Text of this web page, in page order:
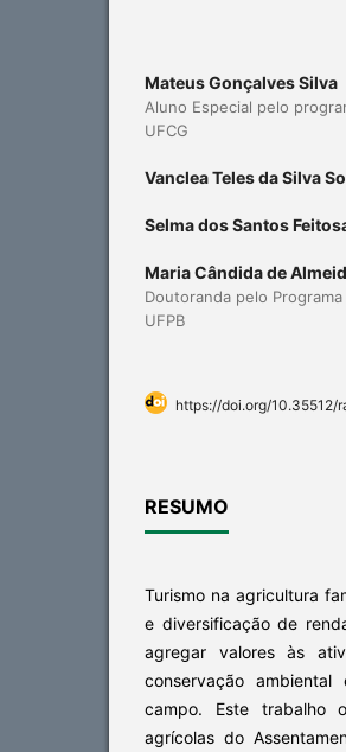
Mateus Gonçalves Silva
Aluno Especial pelo
UFCG
Vanclea Teles da Silva
Selma dos Santos
Maria Cândida de
Doutoranda pelo
UFPB
https://doi.org/10.35512/
RESUMO
Turismo na agricultura
e diversificação de
agregar valores às
conservação
campo. Este trabalho
agrícolas do